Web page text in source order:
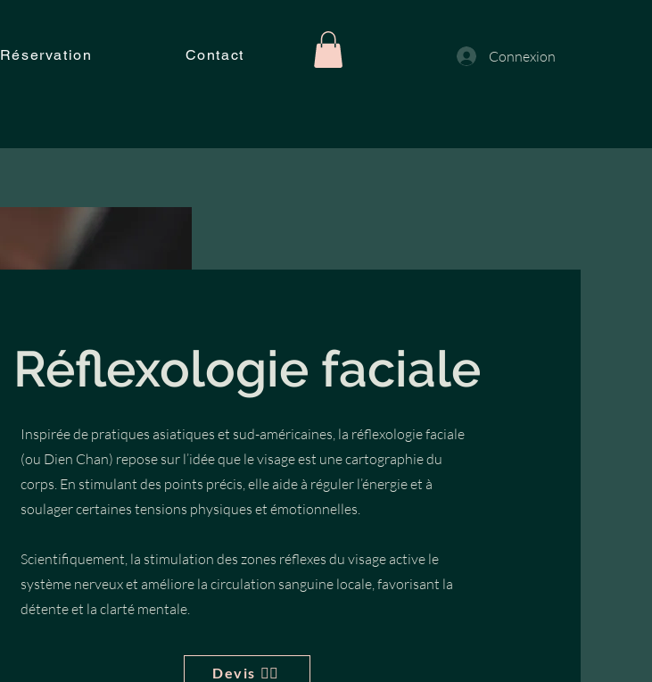
Réservation Contact Connexion
Réflexologie faciale
Inspirée de pratiques asiatiques et sud-américaines, la réflexologie faciale
(ou Dien Chan) repose sur l’idée que le visage est une cartographie du
corps. En stimulant des points précis, elle aide à réguler l’énergie et à
soulager certaines tensions physiques et émotionnelles.
Scientifiquement, la stimulation des zones réflexes du visage active le
système nerveux et améliore la circulation sanguine locale, favorisant la
détente et la clarté mentale.
Devis 👈🏽